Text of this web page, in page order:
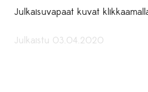
Julkaisuvapaat kuvat
Julkaistu 03.04.2020